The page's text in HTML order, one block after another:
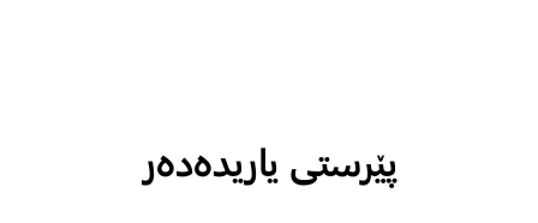
پێرستی یاریدەدەر